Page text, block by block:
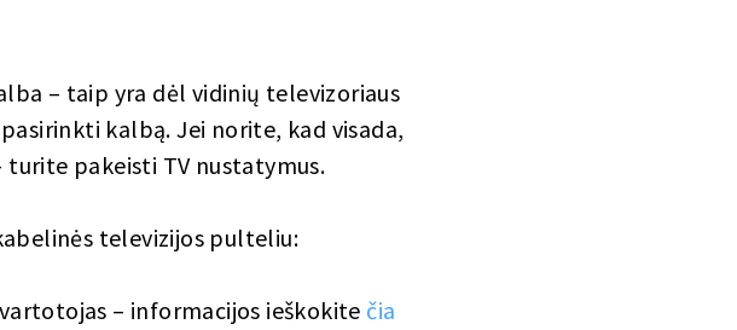
– taip yra dėl vidinių televizoriaus
kalbą. Jei norite, kad visada,
pakeisti TV nustatymus.
televizijos pulteliu:
– informacijos ieškokite čia